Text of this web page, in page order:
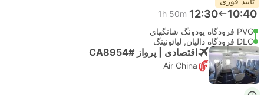
10:40
12:30
1h 50m
PVG فرودگاه پودونگ شانگهای
DLC فرودگاه دالیان, لیائونینگ
اقتصادی | پرواز #CA8954
Air China